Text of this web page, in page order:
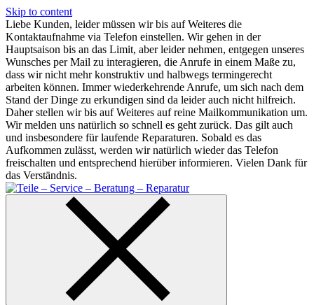
Skip to content
Liebe Kunden, leider müssen wir bis auf Weiteres die
Kontaktaufnahme via Telefon einstellen. Wir gehen in der
Hauptsaison bis an das Limit, aber leider nehmen, entgegen unseres
Wunsches per Mail zu interagieren, die Anrufe in einem Maße zu,
dass wir nicht mehr konstruktiv und halbwegs termingerecht
arbeiten können. Immer wiederkehrende Anrufe, um sich nach dem
Stand der Dinge zu erkundigen sind da leider auch nicht hilfreich.
Daher stellen wir bis auf Weiteres auf reine Mailkommunikation um.
Wir melden uns natürlich so schnell es geht zurück. Das gilt auch
und insbesondere für laufende Reparaturen. Sobald es das
Aufkommen zulässt, werden wir natürlich wieder das Telefon
freischalten und entsprechend hierüber informieren. Vielen Dank für
das Verständnis.